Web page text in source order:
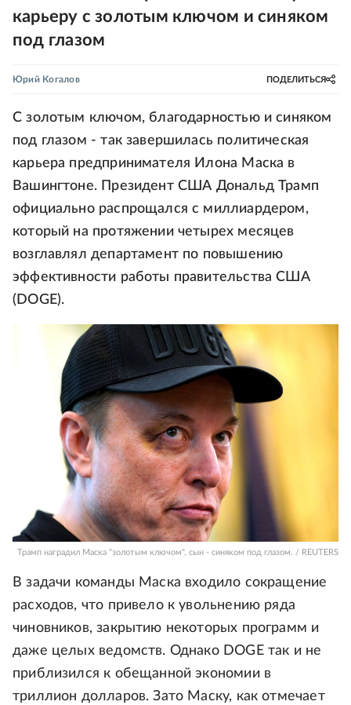
карьеру с золотым ключом и синяком
под глазом
Юрий Когалов ПОДЕЛИТЬСЯ
С золотым ключом, благодарностью и синяком
под глазом - так завершилась политическая
карьера предпринимателя Илона Маска в
Вашингтоне. Президент США Дональд Трамп
официально распрощался с миллиардером,
который на протяжении четырех месяцев
возглавлял департамент по повышению
эффективности работы правительства США
(DOGE).
Трамп наградил Маска "золотым ключом", сын - синяком под глазом. / REUTERS
В задачи команды Маска входило сокращение
расходов, что привело к увольнению ряда
чиновников, закрытию некоторых программ и
даже целых ведомств. Однако DOGE так и не
приблизился к обещанной экономии в
триллион долларов. Зато Маску, как отмечает